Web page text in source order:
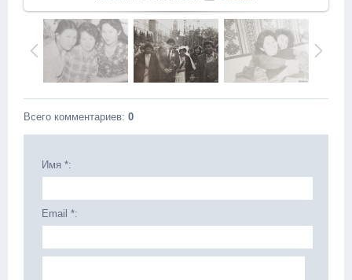
Всего комментариев: 0
Имя *:
Email *: